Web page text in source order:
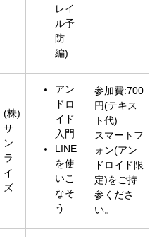
レイ
ル予
防
編)
(株)
サ
ン
ラ
イ
ズ
アン
ドロ
イド
入門
LINE
を使
いこ
なそ
う
参加費:700
円(テキス
ト代)
スマートフ
ォン(アン
ドロイド限
定)をご持
参くださ
い。